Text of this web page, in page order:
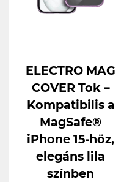
ELECTRO MAG
COVER Tok –
Kompatibilis a
MagSafe®
iPhone 15-höz,
elegáns lila
színben